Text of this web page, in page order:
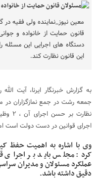
معین نیوز_نماینده ولی فقیه
قانون حمایت از خانواده و
دستگاه های اجرایی این مسئله
این قانون نظارت کند.
به گزارش خبرنگار ایرنا، آیت
جمعه رشت در جمع نمازگزاران
اجرای قوانین در دست دولت است
وی با اشاره به اهمیت حفظ
کرد: مجلس باید بر اجرای
عملکرد مسئولان و مدیران
دقیق داشته باشد.